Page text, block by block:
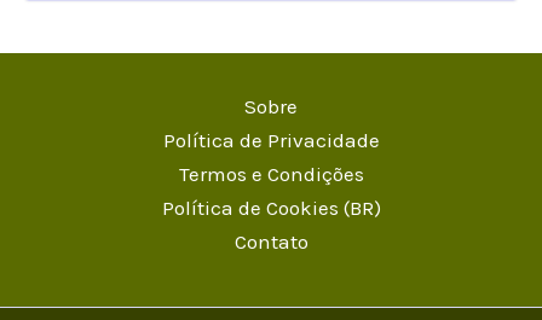
Sobre
Política de Privacidade
Termos e Condições
Política de Cookies (BR)
Contato